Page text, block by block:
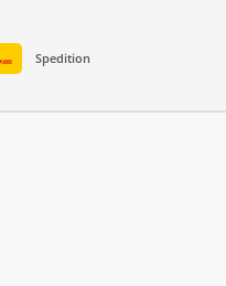
Spedition